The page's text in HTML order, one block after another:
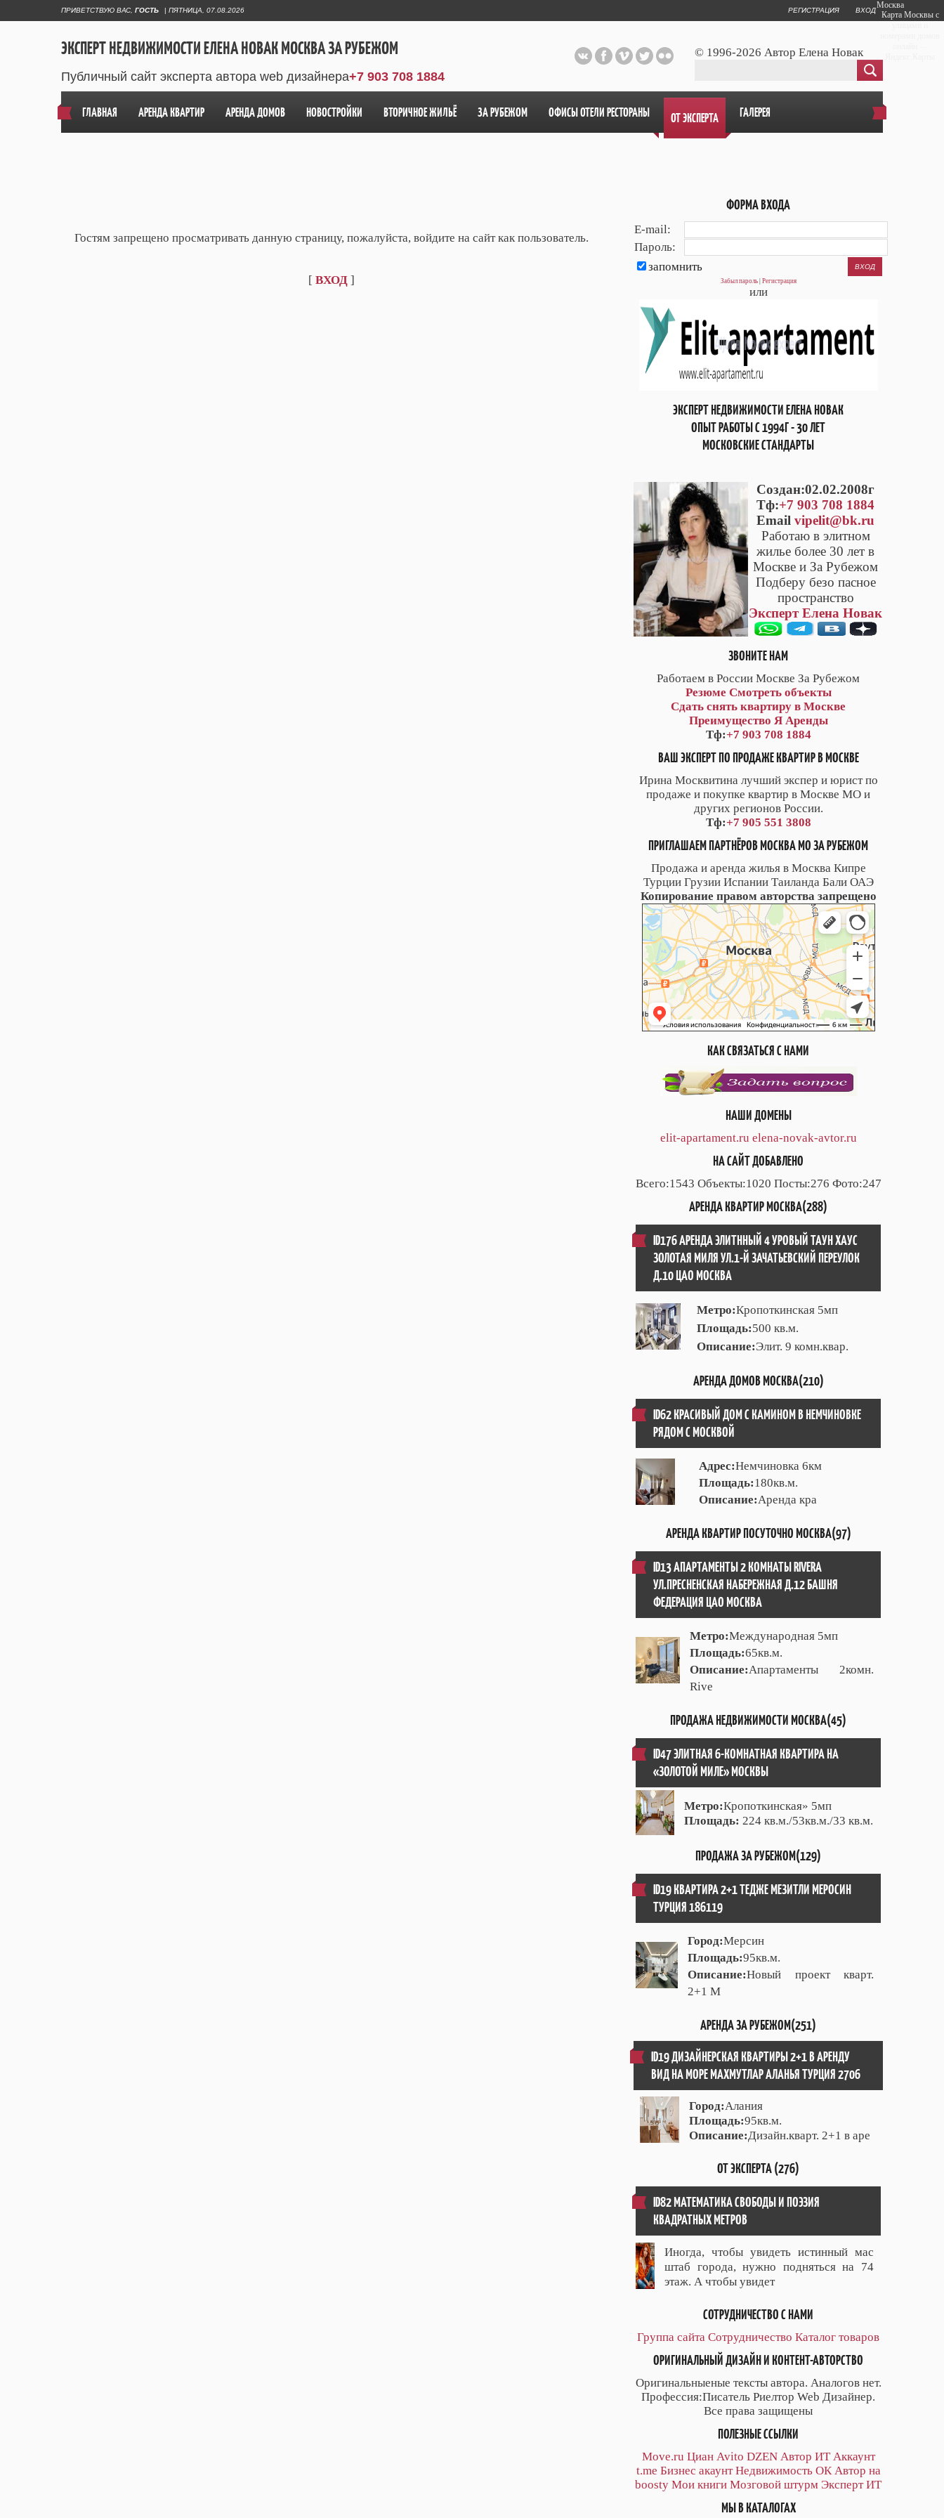
ПРИВЕТСТВУЮ ВАС ГОСТЬ | ПЯТНИЦА, 07.08.2026 РЕГИСТРАЦИЯ ВХОД
ЭКСПЕРТ НЕДВИЖИМОСТИ ЕЛЕНА НОВАК МОСКВА ЗА РУБЕЖОМ
Публичный сайт эксперта автора web дизайнера+7 903 708 1884
© 1996-2026 Автор Елена Новак
ГЛАВНАЯ АРЕНДА КВАРТИР АРЕНДА ДОМОВ НОВОСТРОЙКИ ВТОРИЧНОЕ ЖИЛЬЁ ЗА РУБЕЖОМ ОФИСЫ ОТЕЛИ РЕСТОРАНЫ ОТ ЭКСПЕРТА ГАЛЕРЕЯ
Гостям запрещено просматривать данную страницу, пожалуйста, войдите на сайт как пользователь.
[ ВХОД ]
ФОРМА ВХОДА
E-mail:
Пароль:
запомнить
Забыл пароль| Регистрация
или
ЭКСПЕРТ НЕДВИЖИМОСТИ ЕЛЕНА НОВАК
ОПЫТ РАБОТЫ С 1994Г - 30 ЛЕТ
МОСКОВСКИЕ СТАНДАРТЫ
Cоздан:02.02.2008г
Тф:+7 903 708 1884
Emailvipelit@bk.ru
Работаю в элитном
жилье более 30 лет в
Москве и За Рубежом
Подберу безо пасное
пространство
Эксперт Елена Новак
ЗВОНИТЕ НАМ
Работаем в России Москве За Рубежом
Резюме Смотреть объекты
Сдать снять квартиру в Москве
Преимущество Я Аренды
Тф:+7 903 708 1884
ВАШ ЭКСПЕРТ ПО ПРОДАЖЕ КВАРТИР В МОСКВЕ
Ирина Москвитина лучший экспер и юрист по
продаже и покупке квартир в Москве МО и
других регионов России.
Тф:+7 905 551 3808
ПРИГЛАШАЕМ ПАРТНЁРОВ МОСКВА МО ЗА РУБЕЖОМ
Продажа и аренда жилья в Москва Кипре
Турции Грузии Испании Таиланда Бали ОАЭ
Копирование правом авторства запрещено
Москва
Карта Москвы с
КАК СВЯЗАТЬСЯ С НАМИ
НАШИ ДОМЕНЫ
elit-apartament.ru elena-novak-avtor.ru
НА САЙТ ДОБАВЛЕНО
Всего:1543 Объекты:1020 Посты:276 Фото:247
АРЕНДА КВАРТИР МОСКВА(288)
ID176 АРЕНДА ЭЛИТННЫЙ 4 УРОВЫЙ ТАУН ХАУС
ЗОЛОТАЯ МИЛЯ УЛ.1-Й ЗАЧАТЬЕВСКИЙ ПЕРЕУЛОК
Д.10 ЦАО МОСКВА
Метро:Кропоткинская 5мп
Площадь:500 кв.м.
Описание:Элит. 9 комн.квар.
АРЕНДА ДОМОВ МОСКВА(210)
ID62 КРАСИВЫЙ ДОМ С КАМИНОМ В НЕМЧИНОВКЕ
РЯДОМ С МОСКВОЙ
Адрес:Немчиновка 6км
Площадь:180кв.м.
Описание:Аренда кра
АРЕНДА КВАРТИР ПОСУТОЧНО МОСКВА(97)
ID13 АПАРТАМЕНТЫ 2 КОМНАТЫ RIVERA
УЛ.ПРЕСНЕНСКАЯ НАБЕРЕЖНАЯ Д.12 БАШНЯ
ФЕДЕРАЦИЯ ЦАО МОСКВА
Метро:Международная 5мп
Площадь:65кв.м.
Описание:Апартаменты 2комн.
Rive
ПРОДАЖА НЕДВИЖИМОСТИ МОСКВА(45)
ID47 ЭЛИТНАЯ 6-КОМНАТНАЯ КВАРТИРА НА
«ЗОЛОТОЙ МИЛЕ» МОСКВЫ
Метро:Кропоткинская» 5мп
Площадь: 224 кв.м./53кв.м./33 кв.м.
ПРОДАЖА ЗА РУБЕЖОМ(129)
ID19 КВАРТИРА 2+1 ТЕДЖЕ МЕЗИТЛИ МЕРОСИН
ТУРЦИЯ 186119
Город:Мерсин
Площадь:95кв.м.
Описание:Новый проект кварт.
2+1 М
АРЕНДА ЗА РУБЕЖОМ(251)
ID19 ДИЗАЙНЕРСКАЯ КВАРТИРЫ 2+1 В АРЕНДУ
ВИД НА МОРЕ МАХМУТЛАР АЛАНЬЯ ТУРЦИЯ 2706
Город:Алания
Площадь:95кв.м.
Описание:Дизайн.кварт. 2+1 в аре
ОТ ЭКСПЕРТА (276)
ID82 МАТЕМАТИКА СВОБОДЫ И ПОЭЗИЯ
КВАДРАТНЫХ МЕТРОВ
Иногда, чтобы увидеть истинный мас
штаб города, нужно подняться на 74
этаж. А чтобы увидет
СОТРУДНИЧЕСТВО С НАМИ
Группа сайта Сотрудничество Каталог товаров
ОРИГИНАЛЬНЫЙ ДИЗАЙН И КОНТЕНТ-АВТОРСТВО
Оригинальныеные тексты автора. Аналогов нет.
Профессия:Писатель Риелтор Web Дизайнер.
Все права защищены
ПОЛЕЗНЫЕ ССЫЛКИ
Move.ru Циан Avito DZEN Автор ИТ Аккаунт
t.me Бизнес акаунт Недвижимость ОК Автор на
boosty Мои книги Мозговой штурм Эксперт ИТ
МЫ В КАТАЛОГАХ